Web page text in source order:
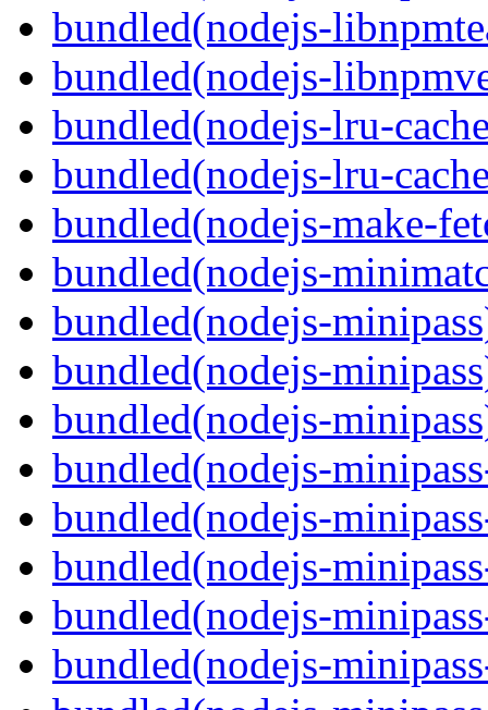
bundled(nodejs-
bundled(nodejs-
bundled(nodejs-lru-
bundled(nodejs-lru-
bundled(nodejs-make-
bundled(nodejs-
bundled(nodejs-
bundled(nodejs-
bundled(nodejs-
bundled(nodejs-
bundled(nodejs-
bundled(nodejs-
bundled(nodejs-
bundled(nodejs-